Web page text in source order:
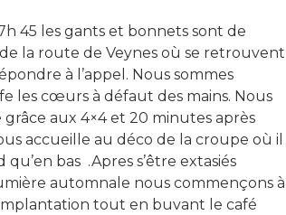
45 les gants et bonnets sont de
la route de Veynes où se retrouvent
à l’appel. Nous sommes
les cœurs à défaut des mains. Nous
aux 4×4 et 20 minutes après
accueille au déco de la croupe où il
bas .Apres s’être extasiés
automnale nous commençons à
tout en buvant le café